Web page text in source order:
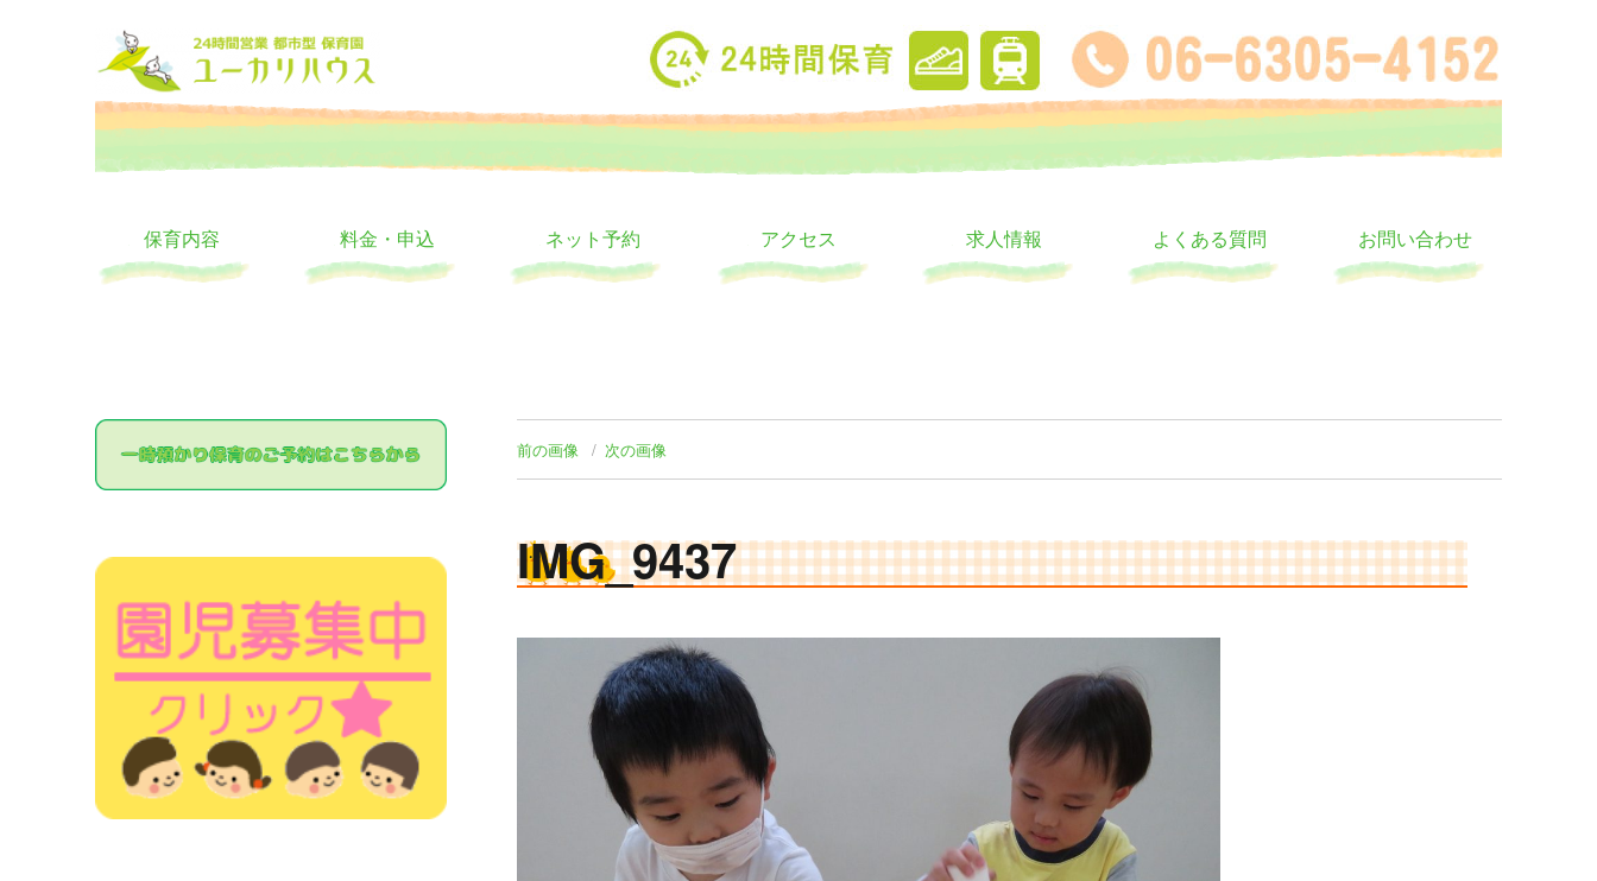
24時間託児所 ユーカリハウス
大阪の24時間託児所 ユーカリハウス 月極 一時保育 一時預かり
保育内容 料金・申込 ネット予約 アクセス 求人情報 よくある質問 お問い合わせ
前の画像 次の画像
IMG_9437